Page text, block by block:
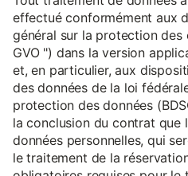
effectué conformément aux
général sur la protection des
GVO ") dans la version
et, en particulier, aux
des données de la loi
protection des données
la conclusion du contrat que
données personnelles, qui
le traitement de la